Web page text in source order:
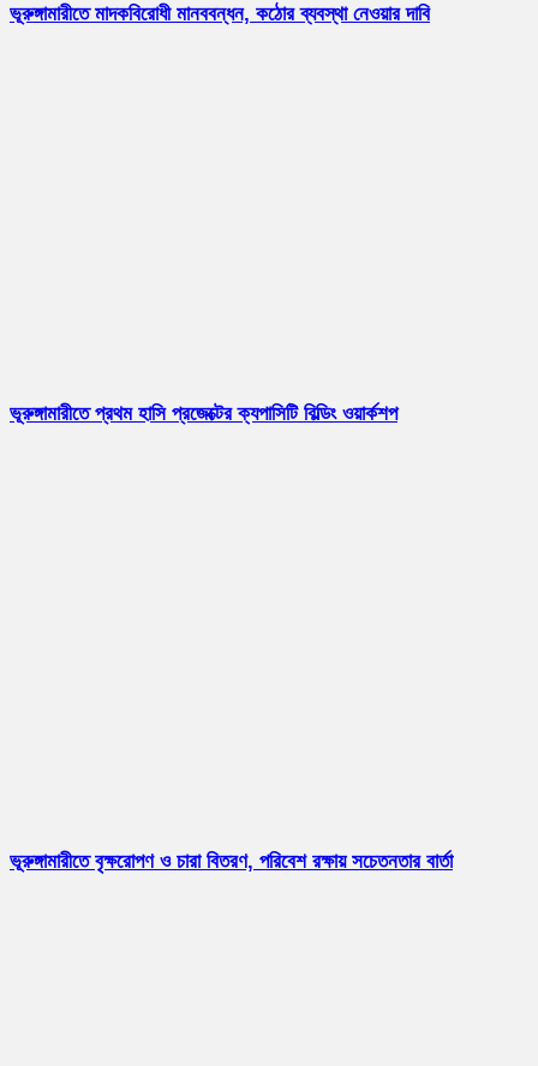
ভূরুঙ্গামারীতে মাদকবিরোধী মানববন্ধন, কঠোর ব্যবস্থা নেওয়ার দাবি
ভূরুঙ্গামারীতে প্রথম হাসি প্রজেক্টের ক্যপাসিটি বিল্ডিং ওয়ার্কশপ
ভূরুঙ্গামারীতে বৃক্ষরোপণ ও চারা বিতরণ, পরিবেশ রক্ষায় সচেতনতার বার্তা